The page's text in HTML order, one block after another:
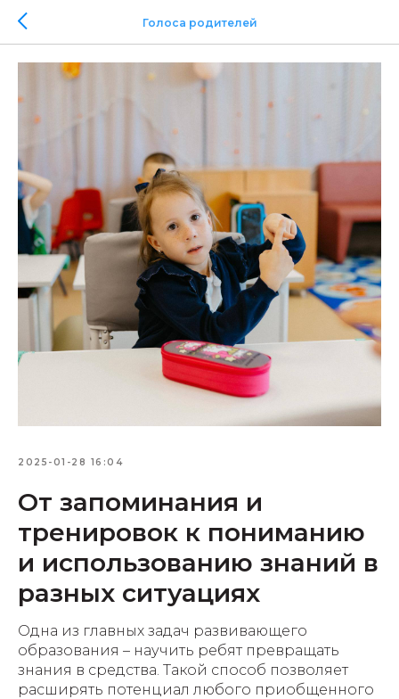
Голоса родителей
2025-01-28 16:04
От запоминания и
тренировок к пониманию
и использованию знаний в
разных ситуациях
Одна из главных задач развивающего
образования – научить ребят превращать
знания в средства. Такой способ позволяет
расширять потенциал любого приобщенного